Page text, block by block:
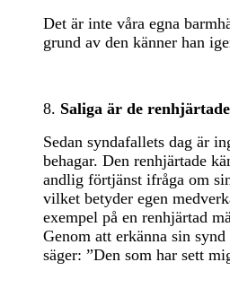
Det är inte våra egna
grund av den känner han
8. Saliga är de
Sedan syndafallets dag är
behagar. Den renhjärtade
andlig förtjänst ifråga om
vilket betyder egen
exempel på en renhjärtad
Genom att erkänna sin
säger: ”Den som har sett